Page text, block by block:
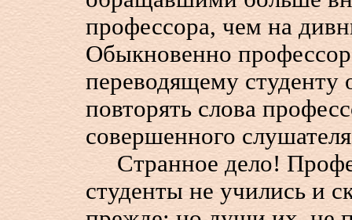
профессора, чем на
Обыкновенно
переводящему студенту
повторять слова
совершенного
Странное дело!
студенты не учились и